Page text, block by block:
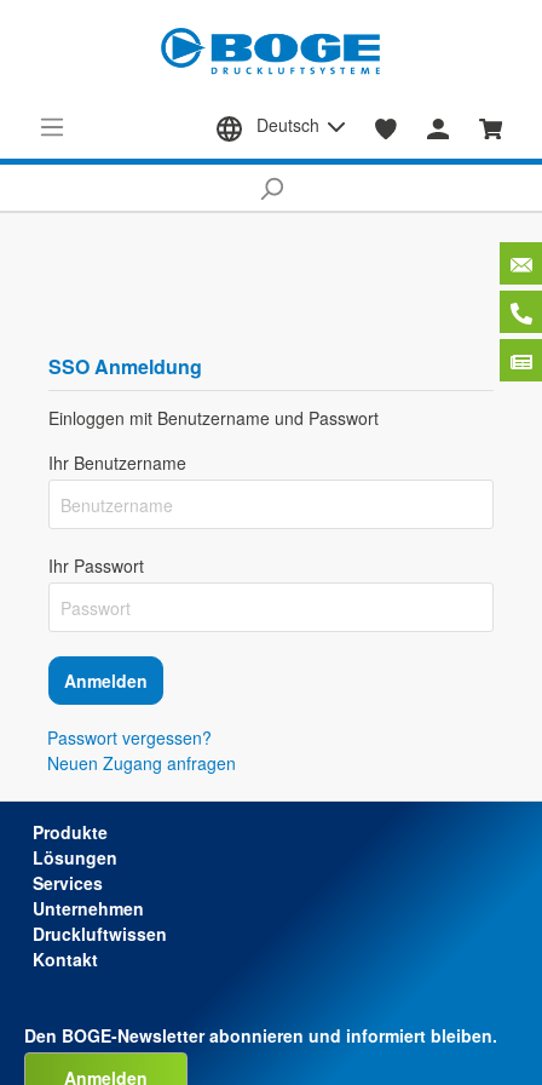
Deutsch
SSO Anmeldung
Einloggen mit Benutzername und Passwort
Ihr Benutzername
Ihr Passwort
Anmelden
Passwort vergessen?
Neuen Zugang anfragen
Produkte
Lösungen
Services
Unternehmen
Druckluftwissen
Kontakt
Den BOGE-Newsletter abonnieren und informiert bleiben.
Anmelden